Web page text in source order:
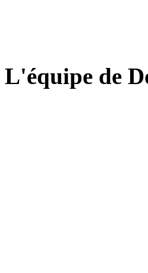
L'équipe de